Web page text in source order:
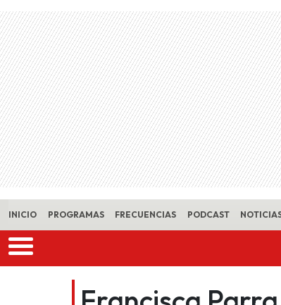
Skip to main content
INICIO PROGRAMAS FRECUENCIAS PODCAST